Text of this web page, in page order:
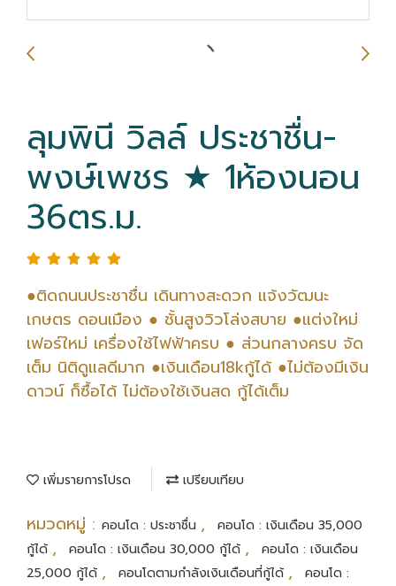
ลุมพินี วิลล์ ประชาชื่น-
พงษ์เพชร ★ 1ห้องนอน
36ตร.ม.
●ติดถนนประชาชื่น เดินทางสะดวก แจ้งวัฒนะ
เกษตร ดอนเมือง ● ชั้นสูงวิวโล่งสบาย ●แต่งใหม่
เฟอร์ใหม่ เครื่องใช้ไฟฟ้าครบ ● ส่วนกลางครบ จัด
เต็ม นิติดูแลดีมาก ●เงินเดือน18kกู้ได้ ●ไม่ต้องมีเงิน
ดาวน์ ก็ซื้อได้ ไม่ต้องใช้เงินสด กู้ได้เต็ม
เพิ่มรายการโปรด เปรียบเทียบ
หมวดหมู่ : คอนโด : ประชาชื่น ,
คอนโด : เงินเดือน 35,000
กู้ได้ , คอนโด : เงินเดือน 30,000 กู้ได้ ,
คอนโด : เงินเดือน
25,000 กู้ได้ , คอนโดตามกำลังเงินเดือนที่กู้ได้ ,
คอนโด :